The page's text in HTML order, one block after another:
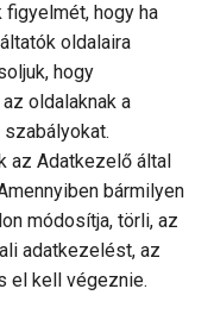
figyelmét, hogy ha
oldalaira
hogy
oldalaknak a
az Adatkezelő által
bármilyen
módosítja, törli, az
adatkezelést, az
el kell végeznie.